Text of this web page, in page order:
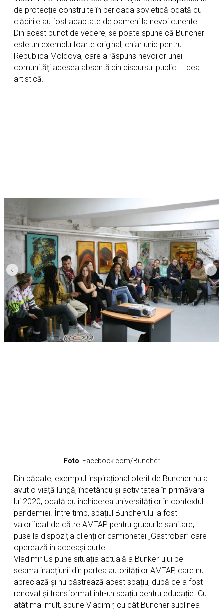
de protecție construite în perioada sovietică odată cu
clădirile au fost adaptate de oameni la nevoi curente.
Din acest punct de vedere, se poate spune că Buncher
este un exemplu foarte original, chiar unic pentru
Republica Moldova, care a răspuns nevoilor unei
comunități adesea absentă din discursul public — cea
artistică.
Foto: Facebook.com/Buncher
Din păcate, exemplul inspirațional oferit de Buncher nu a
avut o viață lungă, încetându-și activitatea în primăvara
lui 2020, odată cu închiderea universităților în contextul
pandemiei. Între timp, spațiul Buncherului a fost
valorificat de către AMTAP pentru grupurile sanitare,
puse la dispoziția clienților camionetei „Gastrobar” care
operează în aceeași curte.
Vladimir Us pune situația actuală a Bunker-ului pe
seama inacțiunii din partea autorităților AMTAP, care nu
apreciază și nu păstrează acest spațiu, după ce a fost
renovat și transformat într-un spațiu pentru educație. Cu
atât mai mult, spune Vladimir, cu cât Buncher suplinea